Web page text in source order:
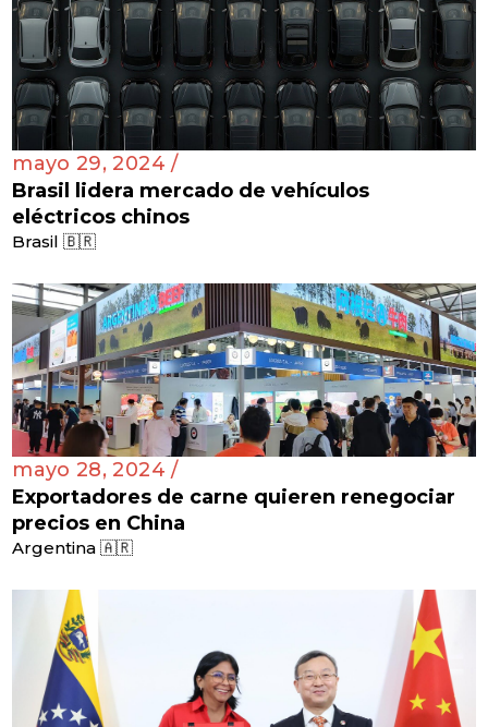
mayo 29, 2024 /
Brasil lidera mercado de vehículos
eléctricos chinos
Brasil 🇧🇷
mayo 28, 2024 /
Exportadores de carne quieren renegociar
precios en China
Argentina 🇦🇷